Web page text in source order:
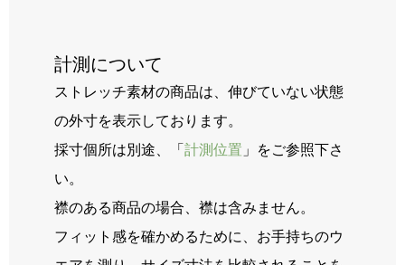
計測について
ストレッチ素材の商品は、伸びていない状態
の外寸を表示しております。
採寸個所は別途、「 計測位置 」をご参照下さ
い。
襟のある商品の場合、襟は含みません。
フィット感を確かめるために、お手持ちのウ